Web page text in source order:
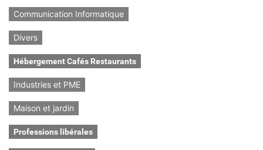
Communication Informatique
Divers
Hébergement Cafés Restaurants
Industries et PME
Maison et jardin
Professions libérales